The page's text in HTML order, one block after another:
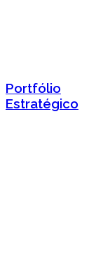
Portfólio
Estratégico